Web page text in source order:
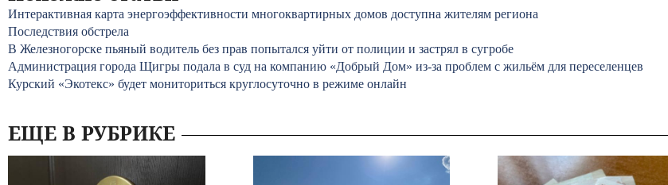
Интерактивная карта энергоэффективности многоквартирных домов доступна жителям региона
Последствия обстрела
В Железногорске пьяный водитель без прав попытался уйти от полиции и застрял в сугробе
Администрация города Щигры подала в суд на компанию «Добрый Дом» из-за проблем с жильём для переселенцев
Курский «Экотекс» будет мониториться круглосуточно в режиме онлайн
ЕЩЕ В РУБРИКЕ